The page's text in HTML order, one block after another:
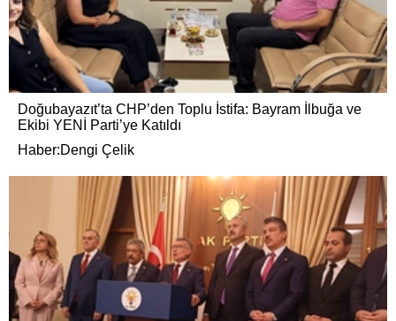
Doğubayazıt’ta CHP’den Toplu İstifa: Bayram İlbuğa ve
Ekibi YENİ Parti’ye Katıldı
Haber:Dengi Çelik